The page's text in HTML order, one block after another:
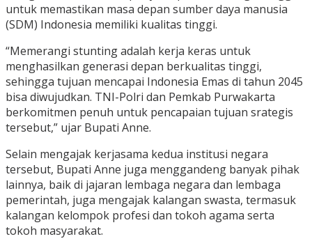
untuk memastikan masa depan sumber daya manusia
(SDM) Indonesia memiliki kualitas tinggi.
“Memerangi stunting adalah kerja keras untuk
menghasilkan generasi depan berkualitas tinggi,
sehingga tujuan mencapai Indonesia Emas di tahun 2045
bisa diwujudkan. TNI-Polri dan Pemkab Purwakarta
berkomitmen penuh untuk pencapaian tujuan srategis
tersebut,” ujar Bupati Anne.
Selain mengajak kerjasama kedua institusi negara
tersebut, Bupati Anne juga menggandeng banyak pihak
lainnya, baik di jajaran lembaga negara dan lembaga
pemerintah, juga mengajak kalangan swasta, termasuk
kalangan kelompok profesi dan tokoh agama serta
tokoh masyarakat.